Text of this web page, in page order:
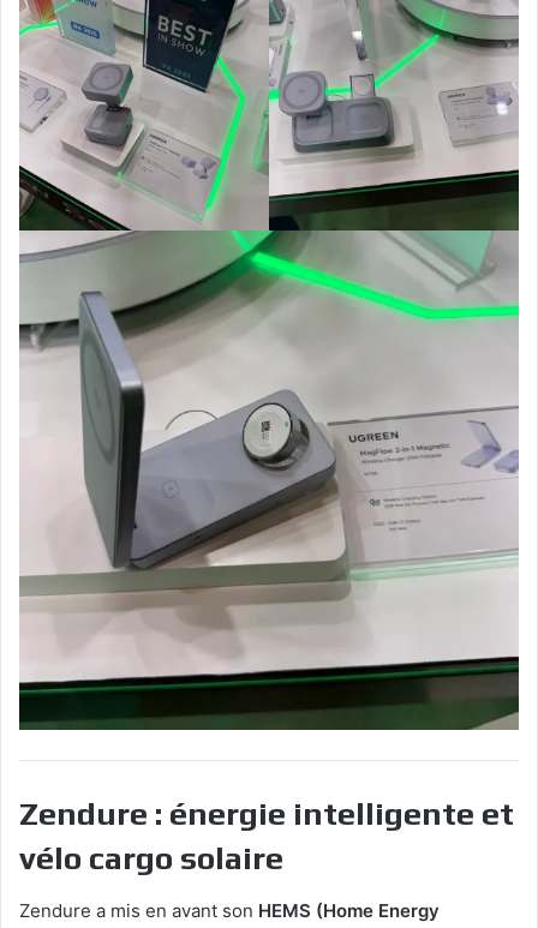
Zendure : énergie intelligente et
vélo cargo solaire
Zendure a mis en avant son HEMS (Home Energy